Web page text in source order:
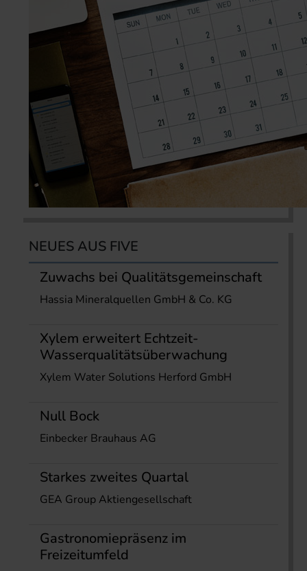
NEUES AUS FIVE
Zuwachs bei Qualitätsgemeinschaft
Hassia Mineralquellen GmbH & Co. KG
Xylem erweitert Echtzeit-
Wasserqualitätsüberwachung
Xylem Water Solutions Herford GmbH
Null Bock
Einbecker Brauhaus AG
Starkes zweites Quartal
GEA Group Aktiengesellschaft
Gastronomiepräsenz im
Freizeitumfeld